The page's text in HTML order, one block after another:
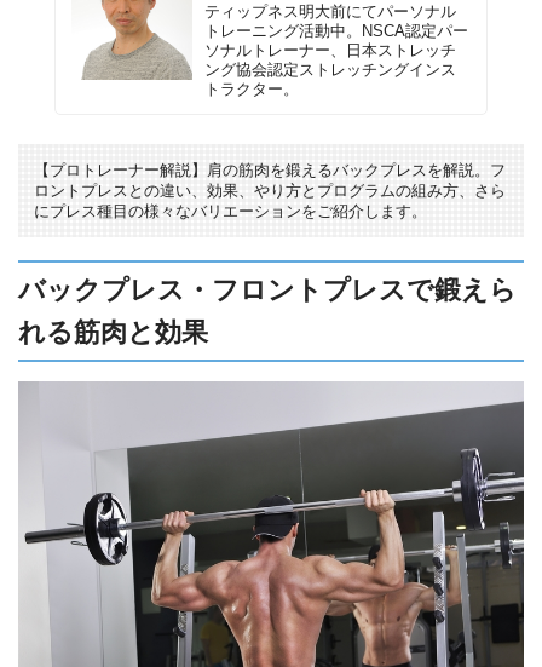
ティップネス明大前にてパーソナル
トレーニング活動中。NSCA認定パー
ソナルトレーナー、日本ストレッチ
ング協会認定ストレッチングインス
トラクター。
【プロトレーナー解説】肩の筋肉を鍛えるバックプレスを解説。フ
ロントプレスとの違い、効果、やり方とプログラムの組み方、さら
にプレス種目の様々なバリエーションをご紹介します。
バックプレス・フロントプレスで鍛えら
れる筋肉と効果